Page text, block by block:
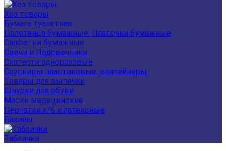
Хоз товары
Бумага туалетная
Полотенца бумажные, Платочки бумажные
Салфетки бумажные
Свечи и Подсвечники
Скатерти одноразовые
Соусницы пластиковые, контейнеры
Товары для выпечки
Шнурки для обуви
Маски медецинские
Перчатки х/б и латексные
Бахилы
Таблички